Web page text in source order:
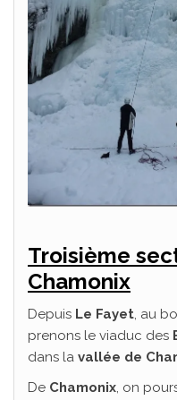
Troisième
Chamonix
Depuis Le Fayet, au
prenons le viaduc des
dans la vallée de
De Chamonix, on